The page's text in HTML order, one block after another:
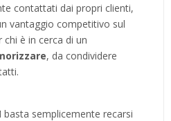
contattati dai propri clienti,
vantaggio competitivo sul
è in cerca di un
, da condividere
basta semplicemente recarsi